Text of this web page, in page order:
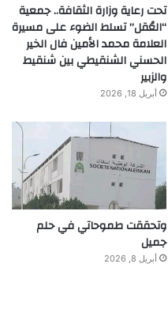
تحت رعاية وزارة الثقافة.. جمعية
“العُقل” تسلط الضوء على مسيرة
العلامة محمد الأمين فال الخير
الحسني الشنقيطي بين شنقيط
والزبير
أبريل 18, 2026
وتحققت طموحاتي في حلم
جميل
أبريل 8, 2026